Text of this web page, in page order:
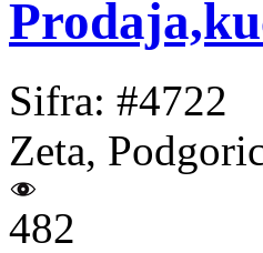
Sifra: #4722
Zeta,
482